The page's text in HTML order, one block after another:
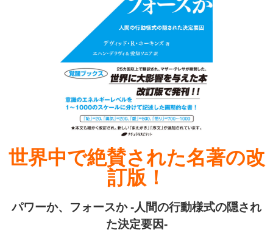
世界中で絶賛された名著の改
訂版！
パワーか、フォースか -人間の行動様式の隠され
た決定要因-